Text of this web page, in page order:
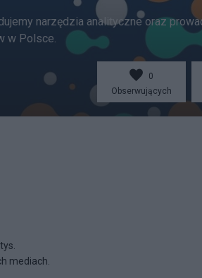
narzędzia analityczne oraz
w Polsce.
0
Obserwujących
mediach.